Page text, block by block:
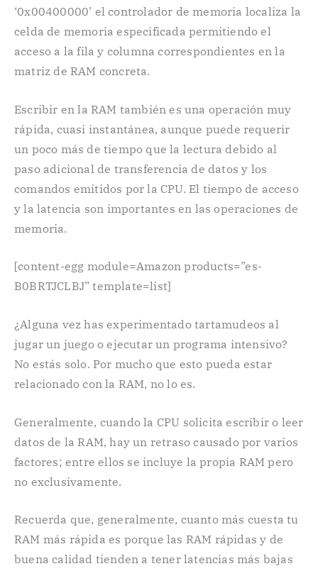
‘0x00400000’ el controlador de memoria localiza la
celda de memoria especificada permitiendo el
acceso a la fila y columna correspondientes en la
matriz de RAM concreta.
Escribir en la RAM también es una operación muy
rápida, cuasi instantánea, aunque puede requerir
un poco más de tiempo que la lectura debido al
paso adicional de transferencia de datos y los
comandos emitidos por la CPU. El tiempo de acceso
y la latencia son importantes en las operaciones de
memoria.
[content-egg module=Amazon products=”es-
B0BRTJCLBJ” template=list]
¿Alguna vez has experimentado tartamudeos al
jugar un juego o ejecutar un programa intensivo?
No estás solo. Por mucho que esto pueda estar
relacionado con la RAM, no lo es.
Generalmente, cuando la CPU solicita escribir o leer
datos de la RAM, hay un retraso causado por varios
factores; entre ellos se incluye la propia RAM pero
no exclusivamente.
Recuerda que, generalmente, cuanto más cuesta tu
RAM más rápida es porque las RAM rápidas y de
buena calidad tienden a tener latencias más bajas